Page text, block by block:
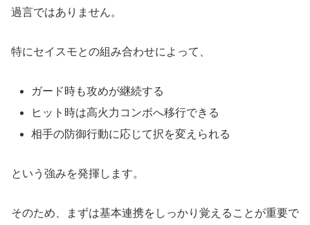
過言ではありません。
特にセイスモとの組み合わせによって、
ガード時も攻めが継続する
ヒット時は高火力コンボへ移行できる
相手の防御行動に応じて択を変えられる
という強みを発揮します。
そのため、まずは基本連携をしっかり覚えることが重要で